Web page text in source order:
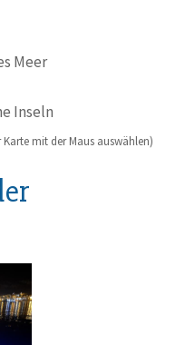
Meer
Inseln
mit der Maus auswählen)